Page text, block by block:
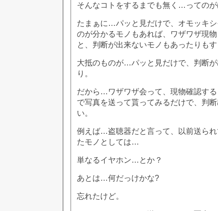
そんなコトをするまでも無く…っての
たまぁに…パッと見だけで、オモッキ
のが分かるモノもあれば、ワザワザ現
と、判断が出来ないモノもあったりも
大抵のものが…パッと見だけで、判断
り。
だから…ワザワザ会って、現物確認す
で写真を送って貰ってみるだけで、判
い。
例えば…盗聴器だと言って、以前送ら
たモノとしては…
単なるイヤホン…とか？
あとは…何だっけかな?
忘れたけど。